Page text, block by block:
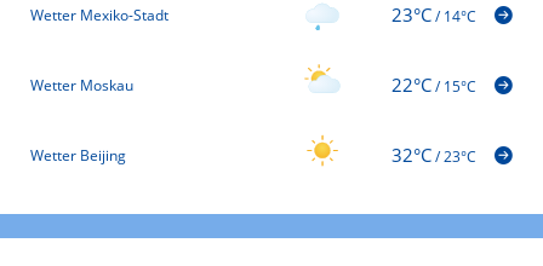
Wetter Mexiko-Stadt 23°C/14°C
Wetter Moskau 22°C/15°C
Wetter Beijing 32°C/23°C